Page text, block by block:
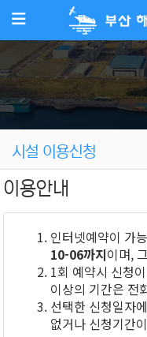
메뉴
시설 이용신청
이용안내
인터넷예약이 가
10-06까지이며,
1회 예약시 신청
이상의 기간은 전
선택한 신청일자
없거나 신청기간